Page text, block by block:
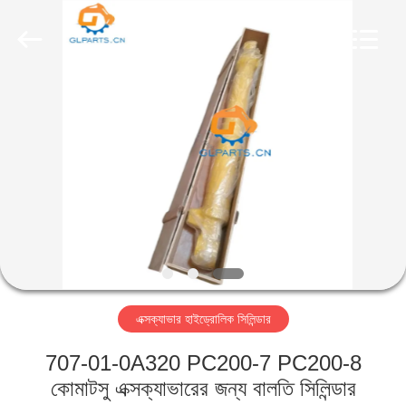
আমাদের
সম্পর্কে
কারখানা
পরিদর্শন
এক্সক্যাভার হাইড্রোলিক সিলিন্ডার
707-01-0A320 PC200-7 PC200-8
কোমাটসু এক্সক্যাভারের জন্য বালতি সিলিন্ডার